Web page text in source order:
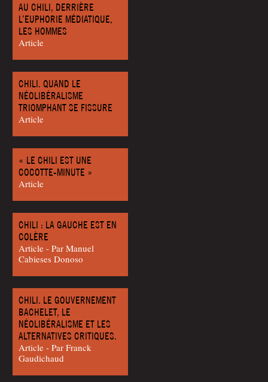
AU CHILI, DERRIÈRE
L’EUPHORIE MÉDIATIQUE,
LES HOMMES
Article
CHILI. QUAND LE
NÉOLIBÉRALISME
TRIOMPHANT SE FISSURE
Article
« LE CHILI EST UNE
COCOTTE-MINUTE »
Article
CHILI : LA GAUCHE EST EN
COLÈRE
Article - Par Manuel
Cabieses Donoso
CHILI. LE GOUVERNEMENT
BACHELET, LE
NÉOLIBÉRALISME ET LES
ALTERNATIVES CRITIQUES.
Article - Par Franck
Gaudichaud